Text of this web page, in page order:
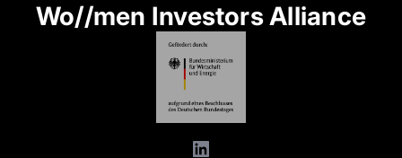
Wo//men Investors Alliance